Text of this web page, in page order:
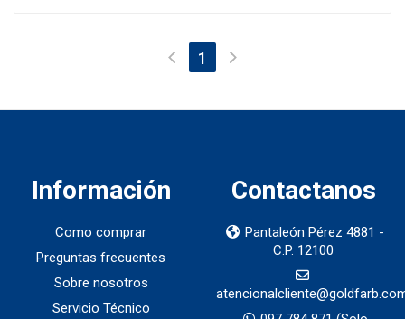
1 (current)
Información
Como comprar
Preguntas frecuentes
Sobre nosotros
Servicio Técnico
Contactanos
Pantaleón Pérez 4881 -
C.P. 12100